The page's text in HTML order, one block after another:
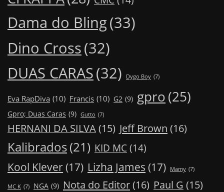
Dama do Bling(33)
Dino Cross(32)
DUAS CARAS(32) Dygo Boy (7)
Eva RapDiva (10) Francis (10) G2 (9) gpro(25)
Gpro; Duas Caras (9) Gutto (7)
HERNANI DA SILVA(15) Jeff Brown (16)
Kalibrados(21) KID MC (14)
Kool Klever (17) Lizha James (17) Mamy (7)
MC K (7) NGA (9) Nota do Editor(16) Paul G (15)